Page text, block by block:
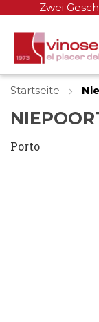
Zwei
Startseite
Porto